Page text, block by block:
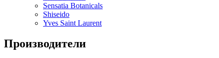
Sensatia Botanicals
Shiseido
Yves Saint Laurent
Производители